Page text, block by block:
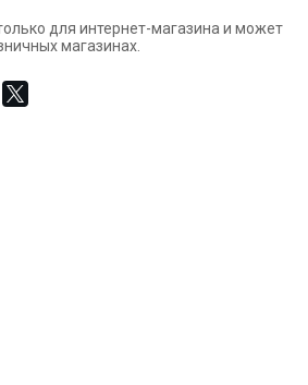
для интернет-магазина и может
магазинах.